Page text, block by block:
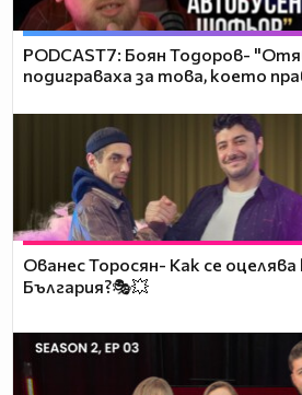
PODCAST7: ‪Боян Тодоров-
подиграваха за това, което
Ованес Торосян- Как се
България?🎭💥